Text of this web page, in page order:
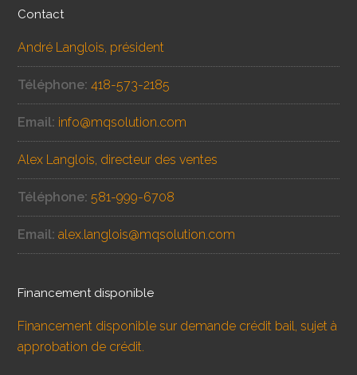
Contact
André Langlois, président
Téléphone: 418-573-2185
Email: info@mqsolution.com
Alex Langlois, directeur des ventes
Téléphone: 581-999-6708
Email:alex.langlois@mqsolution.com
Financement disponible
Financement disponible sur demande crédit bail, sujet à
approbation de crédit.